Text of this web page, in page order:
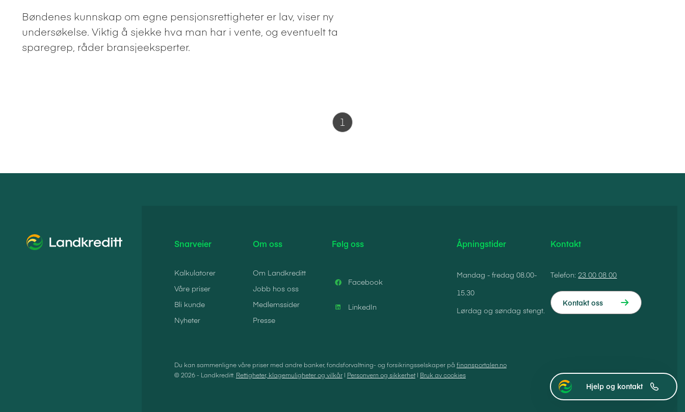
Hjelp og kontakt
Bøndenes kunnskap om egne pensjonsrettigheter er lav, viser ny
undersøkelse. Viktig å sjekke hva man har i vente, og eventuelt ta
sparegrep, råder bransjeeksperter.
1
Snarveier
Kalkulatorer
Våre priser
Bli kunde
Nyheter
Om oss
Om Landkreditt
Jobb hos oss
Medlemssider
Presse
Følg oss
Facebook
LinkedIn
Åpningstider
Mandag - fredag 08.00-
15.30
Lørdag og søndag stengt.
Kontakt
Telefon: 23 00 08 00
Kontakt oss
Du kan sammenligne våre priser med andre banker, fondsforvaltning- og forsikringsselskaper på finansportalen.no
© 2026 - Landkreditt. Rettigheter, klagemuligheter og vilkår| Personvern og sikkerhet| Bruk av cookies